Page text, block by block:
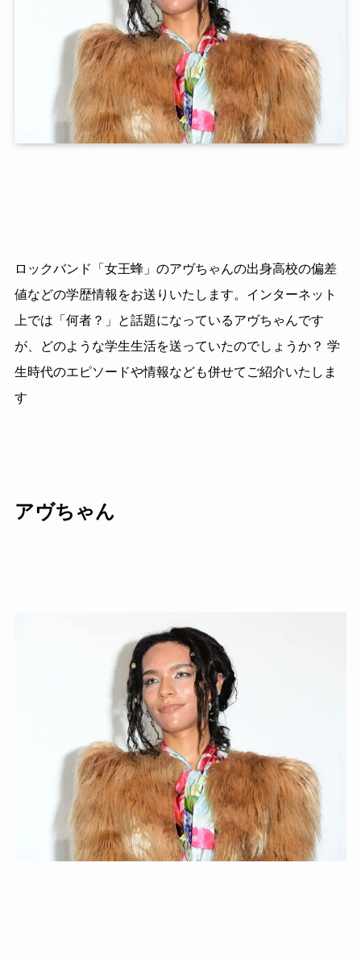
ロックバンド「女王蜂」のアヴちゃんの出身高校の偏差
値などの学歴情報をお送りいたします。インターネット
上では「何者？」と話題になっているアヴちゃんです
が、どのような学生生活を送っていたのでしょうか？ 学
生時代のエピソードや情報なども併せてご紹介いたしま
す
アヴちゃん